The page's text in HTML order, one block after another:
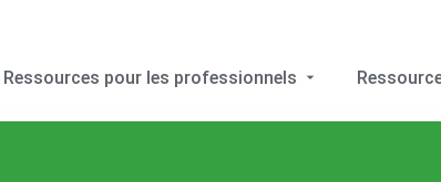
Ressources pour les professionnels